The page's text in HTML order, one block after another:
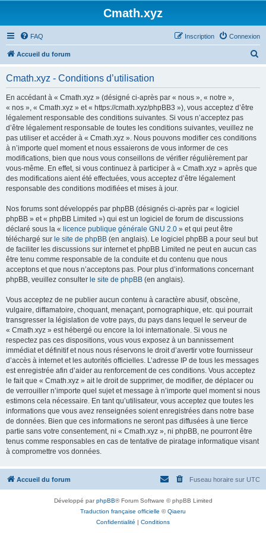
Cmath.xyz
FAQ Connexion
Inscription
Accueil du forum
Cmath.xyz - Conditions d’utilisation
En accédant à « Cmath.xyz » (désigné ci-après par « nous », « notre »,
« nos », « Cmath.xyz » et « https://cmath.xyz/phpBB3 »), vous acceptez d’être
légalement responsable des conditions suivantes. Si vous n’acceptez pas
d’être légalement responsable de toutes les conditions suivantes, veuillez ne
pas utiliser et accéder à « Cmath.xyz ». Nous pouvons modifier ces conditions
à n’importe quel moment et nous essaierons de vous informer de ces
modifications, bien que nous vous conseillons de vérifier régulièrement par
vous-même. En effet, si vous continuez à participer à « Cmath.xyz » après que
des modifications aient été effectuées, vous acceptez d’être légalement
responsable des conditions modifiées et mises à jour.
Nos forums sont développés par phpBB (désignés ci-après par « logiciel
phpBB » et « phpBB Limited ») qui est un logiciel de forum de discussions
déclaré sous la « licence publique générale GNU 2.0 » et qui peut être
téléchargé sur le site de phpBB (en anglais). Le logiciel phpBB a pour seul but
de faciliter les discussions sur internet et phpBB Limited ne peut en aucun cas
être tenu comme responsable de la conduite et du contenu que nous
acceptons et que nous n’acceptons pas. Pour plus d’informations concernant
phpBB, veuillez consulter le site de phpBB (en anglais).
Vous acceptez de ne publier aucun contenu à caractère abusif, obscène,
vulgaire, diffamatoire, choquant, menaçant, pornographique, etc. qui pourrait
transgresser la législation de votre pays, du pays dans lequel le serveur de
« Cmath.xyz » est hébergé ou encore la loi internationale. Si vous ne
respectez pas ces dispositions, vous vous exposez à un bannissement
immédiat et définitif et nous nous réservons le droit d’avertir votre fournisseur
d’accès à internet et les autorités officielles. L’adresse IP de tous les messages
est enregistrée afin d’aider au renforcement de ces conditions. Vous acceptez
le fait que « Cmath.xyz » ait le droit de supprimer, de modifier, de déplacer ou
de verrouiller n’importe quel sujet et message à n’importe quel moment si nous
estimons cela nécessaire. En tant qu’utilisateur, vous acceptez que toutes les
informations que vous avez renseignées soient enregistrées dans notre base
de données. Bien que ces informations ne seront pas diffusées à une tierce
partie sans votre consentement, ni « Cmath.xyz », ni phpBB, ne pourront être
tenus comme responsables en cas de tentative de piratage informatique visant
à compromettre vos données.
Accueil du forum Fuseau horaire sur UTC
Développé parphpBB® Forum Software © phpBB Limited
Traduction française officielle ©Qiaeru
Confidentialité | Conditions